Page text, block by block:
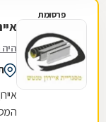
פרסומת
היה